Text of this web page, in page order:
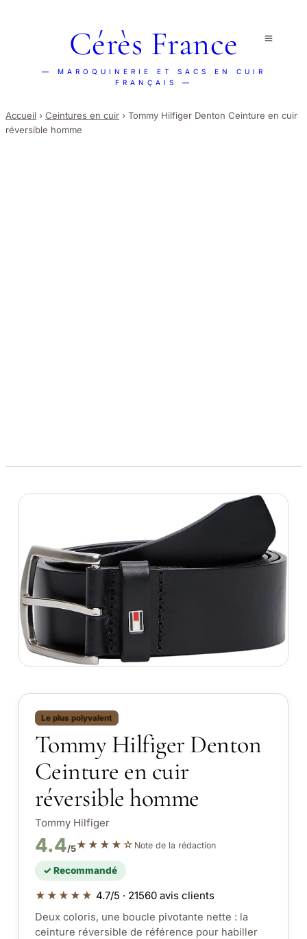
Cérès France
— MAROQUINERIE ET SACS EN CUIR
FRANÇAIS —
Accueil › Ceintures en cuir › Tommy Hilfiger Denton Ceinture en cuir
réversible homme
Le plus polyvalent
Tommy Hilfiger Denton
Ceinture en cuir
réversible homme
Tommy Hilfiger
4.4/5★★★★☆ Note de la rédaction
✓ Recommandé
★★★★★ 4.7/5 · 21560 avis clients
Deux coloris, une boucle pivotante nette : la
ceinture réversible de référence pour habiller